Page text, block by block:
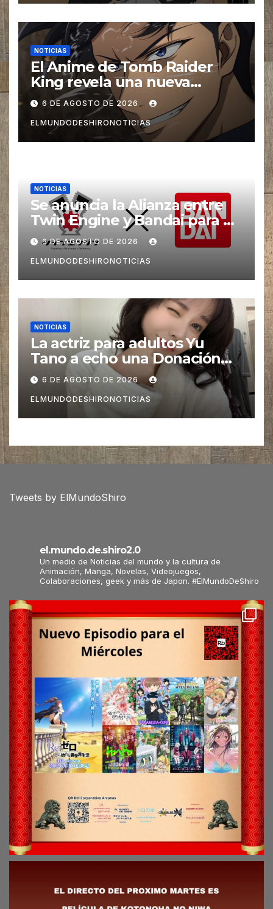
NOTICIAS
El Anime de Tomb Raider
King revela una nueva
imagen promocional
6 DE AGOSTO DE 2026
ELMUNDODESHIRONOTICIAS
NOTICIAS
Se anuncia la Alianza entre
Twin Engine y Bandai para un
nuevos Animes
6 DE AGOSTO DE 2026
ELMUNDODESHIRONOTICIAS
NOTICIAS
La actriz para adultos Yu
Tano a echo una Donación
para las Víctimas de Sismo
pero es Criticada
6 DE AGOSTO DE 2026
ELMUNDODESHIRONOTICIAS
Tweets by ElMundoShiro
el.mundo.de.shiro2.0
Un medio de Noticias del mundo y la cultura de
Animación, Manga, Novelas, Videojuegos,
Colaboraciones, geek y más de Japon. #ElMundoDeShiro